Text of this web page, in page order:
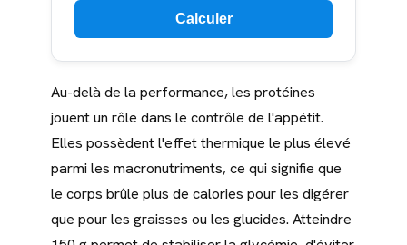
Calculer
Au-delà de la performance, les protéines
jouent un rôle dans le contrôle de l'appétit.
Elles possèdent l'effet thermique le plus élevé
parmi les macronutriments, ce qui signifie que
le corps brûle plus de calories pour les digérer
que pour les graisses ou les glucides. Atteindre